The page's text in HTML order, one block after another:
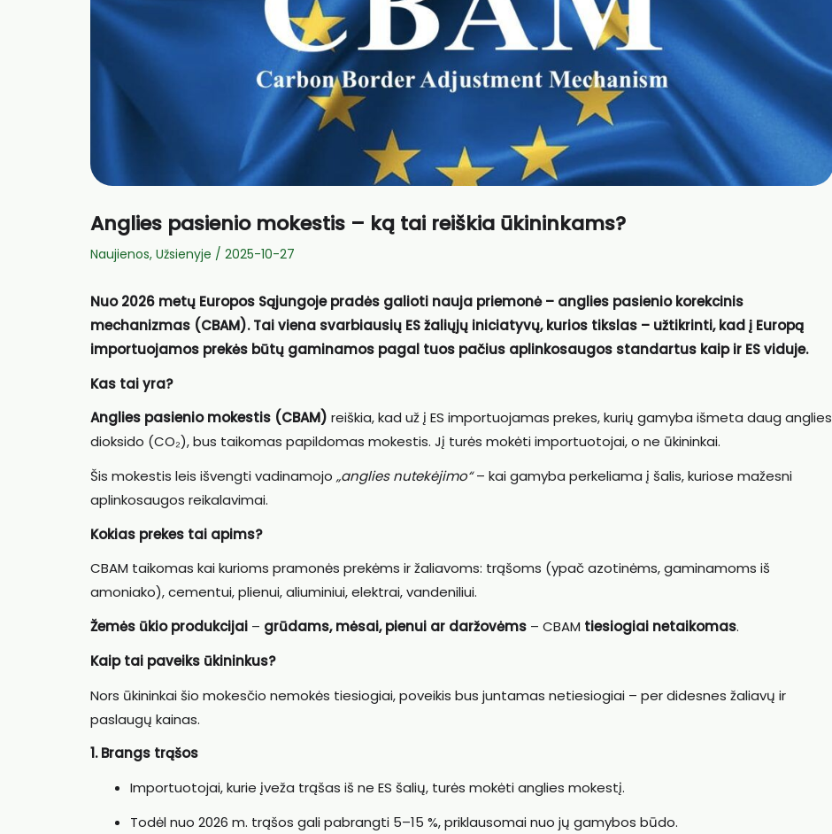
Anglies pasienio mokestis – ką tai reiškia ūkininkams?
Naujienos, Užsienyje / 2025-10-27
Nuo 2026 metų Europos Sąjungoje pradės galioti nauja priemonė – anglies pasienio korekcinis
mechanizmas (CBAM). Tai viena svarbiausių ES žaliųjų iniciatyvų, kurios tikslas – užtikrinti, kad į Europą
importuojamos prekės būtų gaminamos pagal tuos pačius aplinkosaugos standartus kaip ir ES viduje.
Kas tai yra?
Anglies pasienio mokestis (CBAM) reiškia, kad už į ES importuojamas prekes, kurių gamyba išmeta daug anglies
dioksido (CO₂), bus taikomas papildomas mokestis. Jį turės mokėti importuotojai, o ne ūkininkai.
Šis mokestis leis išvengti vadinamojo „anglies nutekėjimo“– kai gamyba perkeliama į šalis, kuriose mažesni
aplinkosaugos reikalavimai.
Kokias prekes tai apims?
CBAM taikomas kai kurioms pramonės prekėms ir žaliavoms: trąšoms (ypač azotinėms, gaminamoms iš
amoniako), cementui, plienui, aliuminiui, elektrai, vandeniliui.
Žemės ūkio produkcijai – grūdams, mėsai, pienui ar daržovėms – CBAM tiesiogiai netaikomas.
Kaip tai paveiks ūkininkus?
Nors ūkininkai šio mokesčio nemokės tiesiogiai, poveikis bus juntamas netiesiogiai – per didesnes žaliavų ir
paslaugų kainas.
1. Brangs trąšos
Importuotojai, kurie įveža trąšas iš ne ES šalių, turės mokėti anglies mokestį.
Todėl nuo 2026 m. trąšos gali pabrangti 5–15 %, priklausomai nuo jų gamybos būdo.